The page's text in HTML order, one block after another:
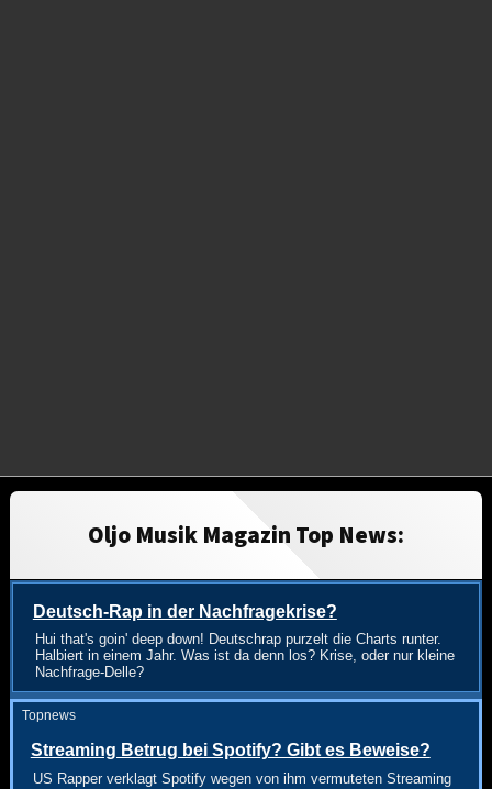
Oljo Musik Magazin Top News:
Deutsch-Rap in der Nachfragekrise?
Hui that's goin' deep down! Deutschrap purzelt die Charts runter.
Halbiert in einem Jahr. Was ist da denn los? Krise, oder nur kleine
Nachfrage-Delle?
Topnews
Streaming Betrug bei Spotify? Gibt es Beweise?
US Rapper verklagt Spotify wegen von ihm vermuteten Streaming